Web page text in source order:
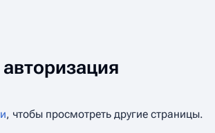
, чтобы просмотреть другие страницы.